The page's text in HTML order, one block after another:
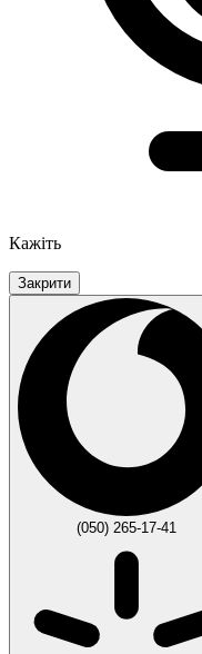
Кажіть
Закрити
(050) 265-17-41